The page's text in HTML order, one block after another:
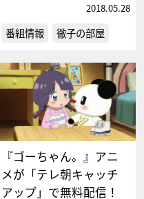
2018.05.28
番組情報 徹子の部屋
『ゴーちゃん。』アニ
メが「テレ朝キャッチ
アップ」で無料配信！